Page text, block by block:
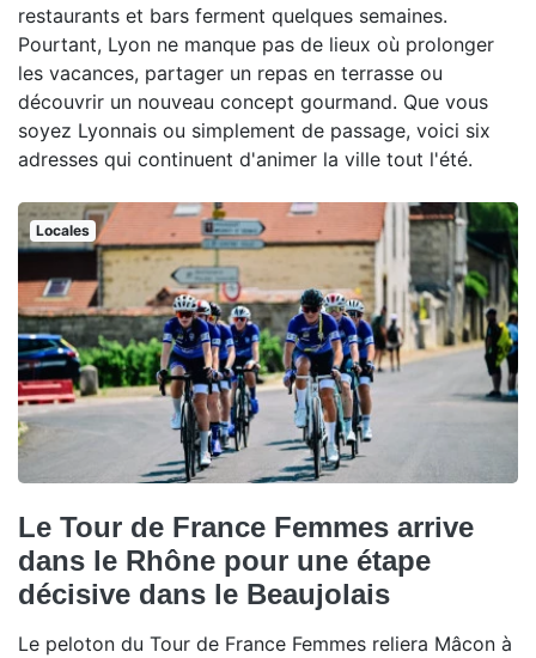
restaurants et bars ferment quelques semaines.
Pourtant, Lyon ne manque pas de lieux où prolonger
les vacances, partager un repas en terrasse ou
découvrir un nouveau concept gourmand. Que vous
soyez Lyonnais ou simplement de passage, voici six
adresses qui continuent d'animer la ville tout l'été.
Locales
Le Tour de France Femmes arrive
dans le Rhône pour une étape
décisive dans le Beaujolais
Le peloton du Tour de France Femmes reliera Mâcon à